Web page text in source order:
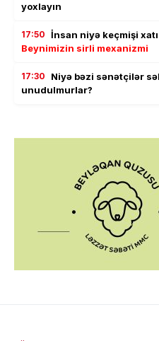
yoxlayın
17:50 İnsan niyə keçmişi
Beynimizin sirli mexanizmi
17:30
Niyə bəzi sənətçilər
unudulmurlar?